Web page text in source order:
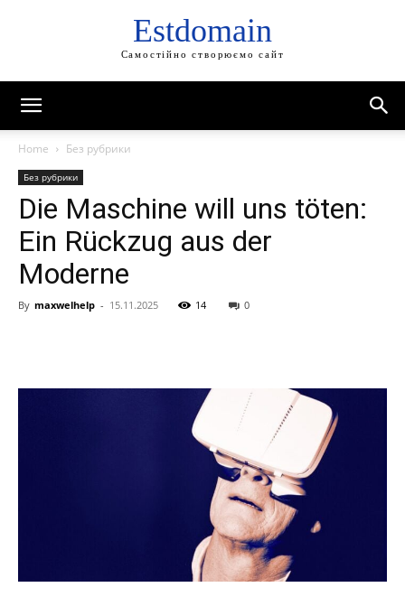
Estdomain
Самостійно створюємо сайт
Home Без рубрики
Без рубрики
Die Maschine will uns töten:
Ein Rückzug aus der
Moderne
By maxwelhelp - 15.11.2025 14 0